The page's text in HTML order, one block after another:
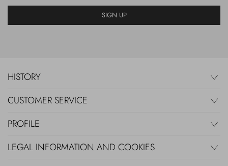
SIGN UP
HISTORY
CUSTOMER SERVICE
PROFILE
LEGAL INFORMATION AND COOKIES